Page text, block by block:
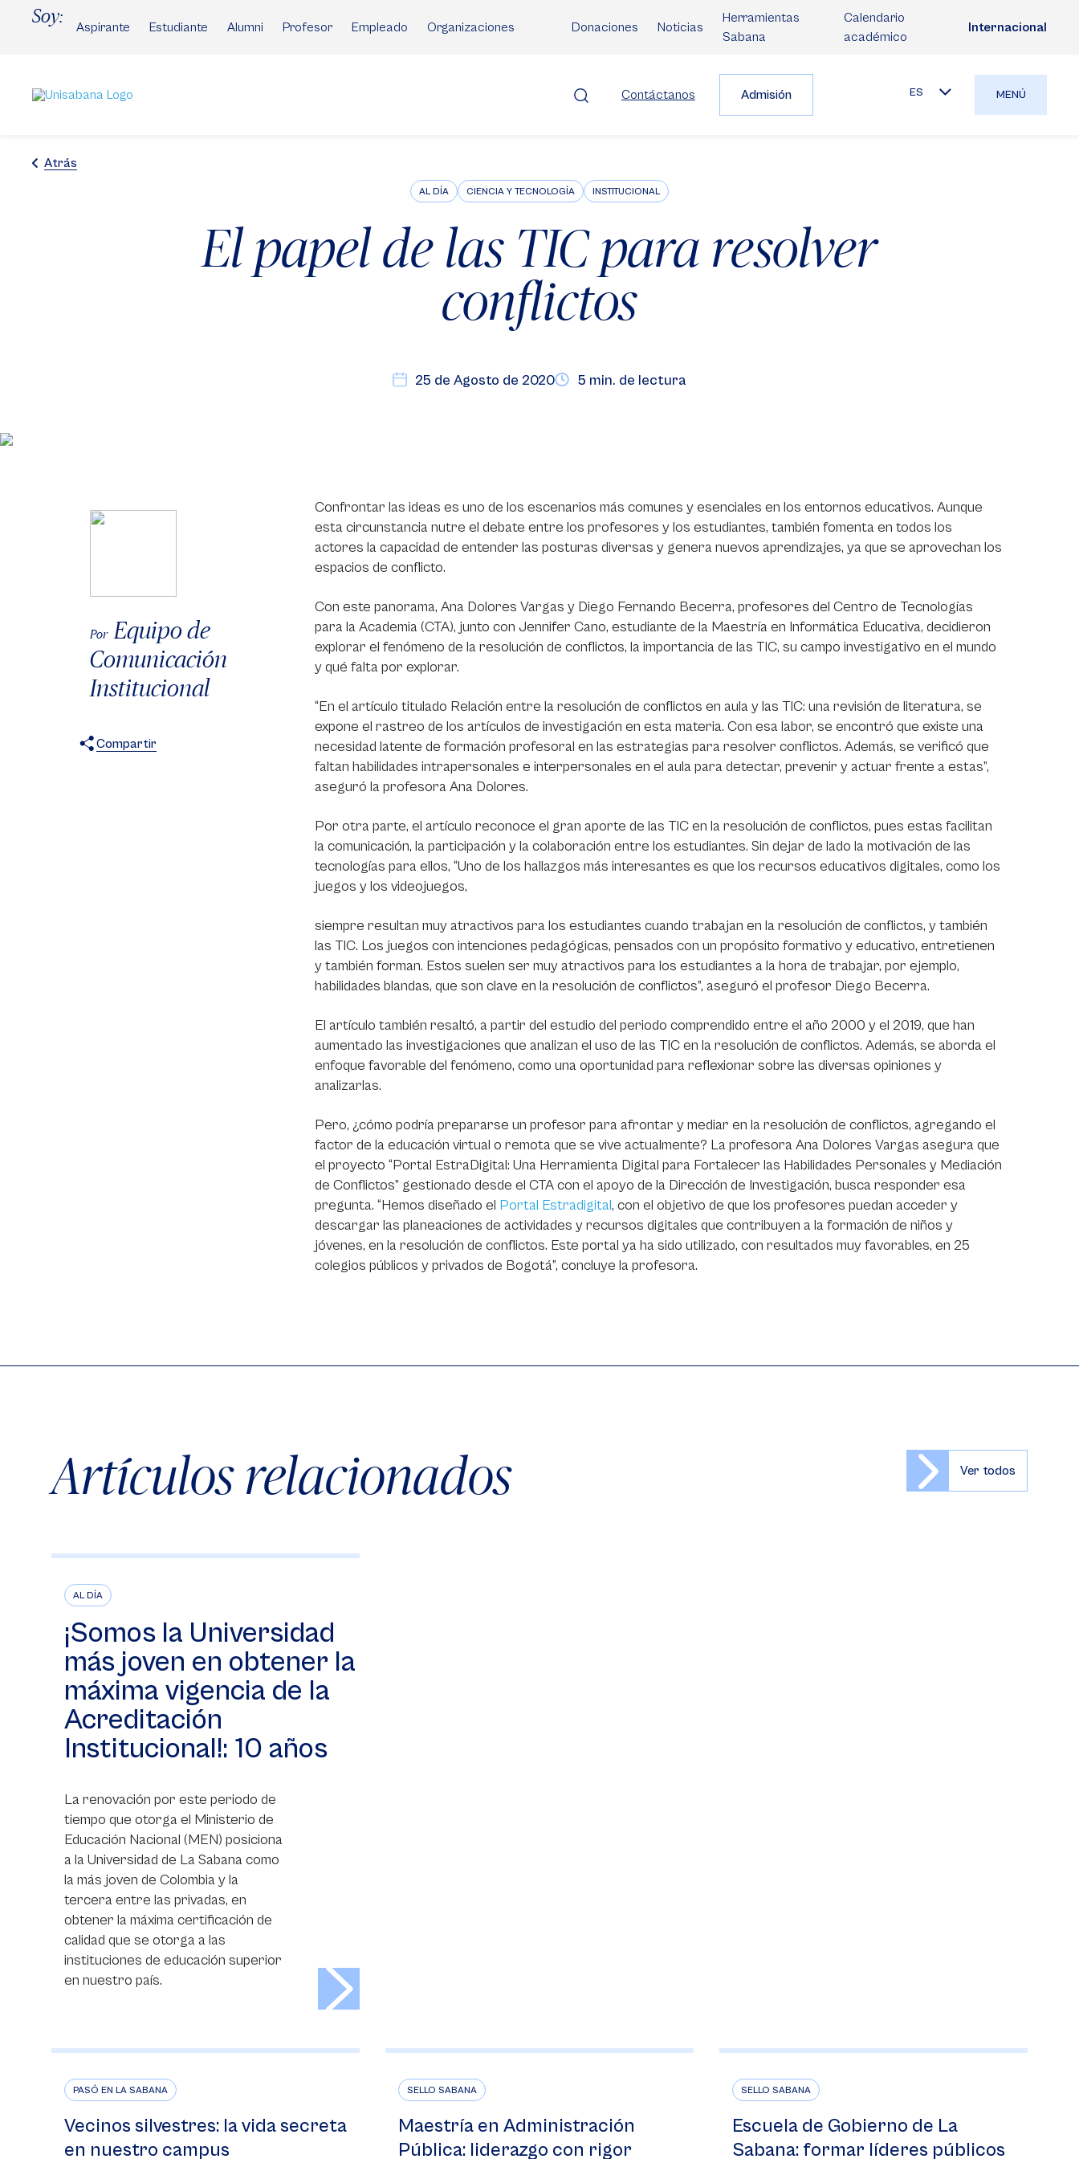
Soy:
Aspirante Estudiante Alumni Profesor Empleado Organizaciones Donaciones Noticias
Herramientas
Sabana
Calendario
académico
Internacional
Contáctanos Admisión ES MENÚ
Atrás
AL DÍA CIENCIA Y TECNOLOGÍA INSTITUCIONAL
El papel de las TIC para resolver
conflictos
25 de Agosto de 2020 5 min. de lectura
Por Equipo de
Comunicación
Institucional
Compartir
Confrontar las ideas es uno de los escenarios más comunes y esenciales en los entornos educativos. Aunque
esta circunstancia nutre el debate entre los profesores y los estudiantes, también fomenta en todos los
actores la capacidad de entender las posturas diversas y genera nuevos aprendizajes, ya que se aprovechan los
espacios de conflicto.
Con este panorama, Ana Dolores Vargas y Diego Fernando Becerra, profesores del Centro de Tecnologías
para la Academia (CTA), junto con Jennifer Cano, estudiante de la Maestría en Informática Educativa, decidieron
explorar el fenómeno de la resolución de conflictos, la importancia de las TIC, su campo investigativo en el mundo
y qué falta por explorar.
“En el artículo titulado Relación entre la resolución de conflictos en aula y las TIC: una revisión de literatura, se
expone el rastreo de los artículos de investigación en esta materia. Con esa labor, se encontró que existe una
necesidad latente de formación profesoral en las estrategias para resolver conflictos. Además, se verificó que
faltan habilidades intrapersonales e interpersonales en el aula para detectar, prevenir y actuar frente a estas”,
aseguró la profesora Ana Dolores.
Por otra parte, el artículo reconoce el gran aporte de las TIC en la resolución de conflictos, pues estas facilitan
la comunicación, la participación y la colaboración entre los estudiantes. Sin dejar de lado la motivación de las
tecnologías para ellos, “Uno de los hallazgos más interesantes es que los recursos educativos digitales, como los
juegos y los videojuegos,
siempre resultan muy atractivos para los estudiantes cuando trabajan en la resolución de conflictos, y también
las TIC. Los juegos con intenciones pedagógicas, pensados con un propósito formativo y educativo, entretienen
y también forman. Estos suelen ser muy atractivos para los estudiantes a la hora de trabajar, por ejemplo,
habilidades blandas, que son clave en la resolución de conflictos”, aseguró el profesor Diego Becerra.
El artículo también resaltó, a partir del estudio del periodo comprendido entre el año 2000 y el 2019, que han
aumentado las investigaciones que analizan el uso de las TIC en la resolución de conflictos. Además, se aborda el
enfoque favorable del fenómeno, como una oportunidad para reflexionar sobre las diversas opiniones y
analizarlas.
Pero, ¿cómo podría prepararse un profesor para afrontar y mediar en la resolución de conflictos, agregando el
factor de la educación virtual o remota que se vive actualmente? La profesora Ana Dolores Vargas asegura que
el proyecto “Portal EstraDigital: Una Herramienta Digital para Fortalecer las Habilidades Personales y Mediación
de Conflictos” gestionado desde el CTA con el apoyo de la Dirección de Investigación, busca responder esa
pregunta. “Hemos diseñado el Portal Estradigital, con el objetivo de que los profesores puedan acceder y
descargar las planeaciones de actividades y recursos digitales que contribuyen a la formación de niños y
jóvenes, en la resolución de conflictos. Este portal ya ha sido utilizado, con resultados muy favorables, en 25
colegios públicos y privados de Bogotá”, concluye la profesora.
Artículos relacionados Ver todos
AL DÍA
¡Somos la Universidad
más joven en obtener la
máxima vigencia de la
Acreditación
Institucional!: 10 años
La renovación por este periodo de
tiempo que otorga el Ministerio de
Educación Nacional (MEN) posiciona
a la Universidad de La Sabana como
la más joven de Colombia y la
tercera entre las privadas, en
obtener la máxima certificación de
calidad que se otorga a las
instituciones de educación superior
en nuestro país.
PASÓ EN LA SABANA
Vecinos silvestres: la vida secreta
en nuestro campus
SELLO SABANA
Maestría en Administración
Pública: liderazgo con rigor
SELLO SABANA
Escuela de Gobierno de La
Sabana: formar líderes públicos